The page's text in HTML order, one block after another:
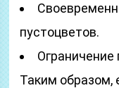
пустоцветов.
Ограничение
Таким образом,